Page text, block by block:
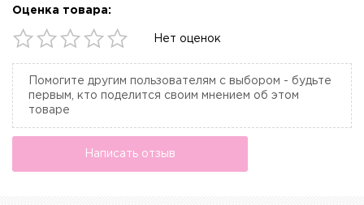
Оценка товара:
Нет оценок
Помогите другим пользователям с выбором - будьте
первым, кто поделится своим мнением об этом
товаре
Написать отзыв